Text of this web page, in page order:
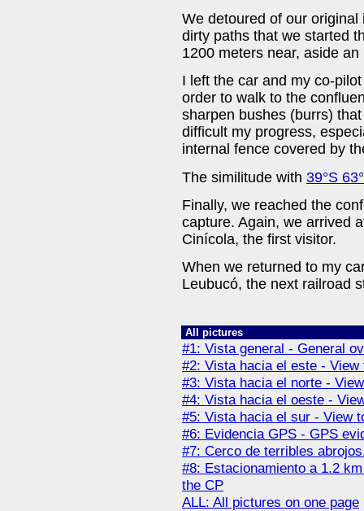
We detoured of our
dirty paths that we started
1200 meters near, aside
I left the car and my co-
order to walk to the
sharpen bushes (burrs)
difficult my progress,
internal fence covered by
The similitude with 39°S
Finally, we reached the
capture. Again, we arrived
Cinícola, the first visitor.
When we returned to my
Leubucó, the next railroad
All pictures
#1: Vista general - General
#2: Vista hacia el este - View
#3: Vista hacia el norte -
#4: Vista hacia el oeste -
#5: Vista hacia el sur - View
#6: Evidencia GPS - GPS
#7: Cerco de terribles
#8: Estacionamiento a 1.2
the CP
ALL: All pictures on one page